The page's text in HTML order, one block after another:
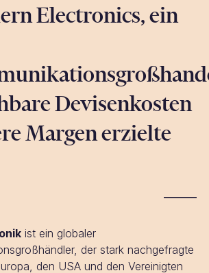
Electronics, ein
Devisenkosten
Margen erzielte
ist ein globaler
der stark nachgefragte
den USA und den Vereinigten